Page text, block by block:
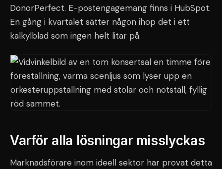
DonorPerfect. E-postengagemang finns i HubSpot.
En gång i kvartalet sätter någon ihop det i ett
kalkylblad som ingen helt litar på.
Varför alla lösningar misslyckas
Marknadsförare inom ideell sektor har provat detta